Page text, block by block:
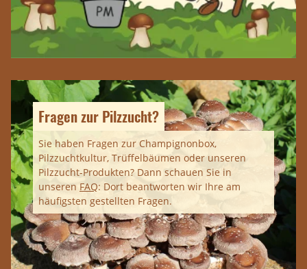
Fragen zur Pilzzucht?
Sie haben Fragen zur Champignonbox,
Pilzzuchtkultur, Trüffelbäumen oder unseren
Pilzzucht-Produkten? Dann schauen Sie in
unseren FAQ: Dort beantworten wir Ihre am
häufigsten gestellten Fragen.